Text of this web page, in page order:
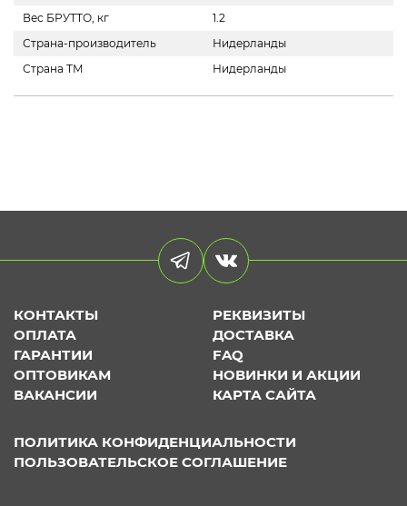
Вес БРУТТО, кг
1.2
Страна-производитель
Нидерланды
Страна ТМ
Нидерланды
КОНТАКТЫ
РЕКВИЗИТЫ
ОПЛАТА
ДОСТАВКА
ГАРАНТИИ
FAQ
ОПТОВИКАМ
НОВИНКИ И АКЦИИ
ВАКАНСИИ
КАРТА САЙТА
ПОЛИТИКА КОНФИДЕНЦИАЛЬНОСТИ
ПОЛЬЗОВАТЕЛЬСКОЕ СОГЛАШЕНИЕ